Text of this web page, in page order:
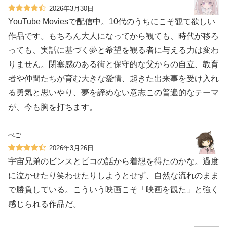
2026年3月30日
YouTube Moviesで配信中。10代のうちにこそ観て欲しい
作品です。もちろん大人になってから観ても、時代が移ろ
っても、実話に基づく夢と希望を観る者に与える力は変わ
りません。閉塞感のある街と保守的な父からの自立、教育
者や仲間たちが育む大きな愛情、起きた出来事を受け入れ
る勇気と思いやり、夢を諦めない意志この普遍的なテーマ
が、今も胸を打ちます。
ぺご
2026年3月26日
宇宙兄弟のビンスとピコの話から着想を得たのかな。過度
に泣かせたり笑わせたりしようとせず、自然な流れのまま
で勝負している。こういう映画こそ「映画を観た」と強く
感じられる作品だ。